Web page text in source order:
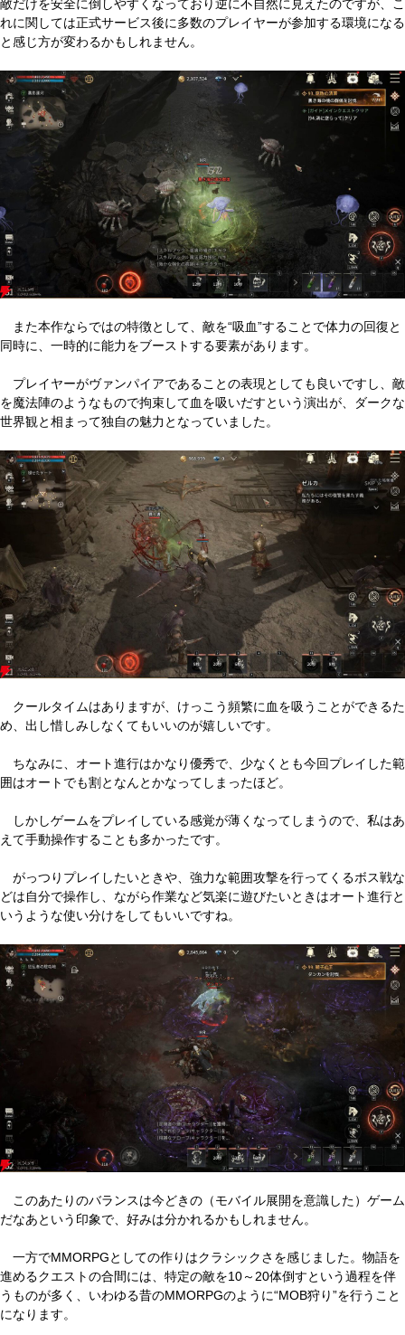
敵だけを安全に倒しやすくなっており逆に不自然に見えたのですが、こ
れに関しては正式サービス後に多数のプレイヤーが参加する環境になる
と感じ方が変わるかもしれません。
また本作ならではの特徴として、敵を“吸血”することで体力の回復と
同時に、一時的に能力をブーストする要素があります。
プレイヤーがヴァンパイアであることの表現としても良いですし、敵
を魔法陣のようなもので拘束して血を吸いだすという演出が、ダークな
世界観と相まって独自の魅力となっていました。
クールタイムはありますが、けっこう頻繁に血を吸うことができるた
め、出し惜しみしなくてもいいのが嬉しいです。
ちなみに、オート進行はかなり優秀で、少なくとも今回プレイした範
囲はオートでも割となんとかなってしまったほど。
しかしゲームをプレイしている感覚が薄くなってしまうので、私はあ
えて手動操作することも多かったです。
がっつりプレイしたいときや、強力な範囲攻撃を行ってくるボス戦な
どは自分で操作し、ながら作業など気楽に遊びたいときはオート進行と
いうような使い分けをしてもいいですね。
このあたりのバランスは今どきの（モバイル展開を意識した）ゲーム
だなあという印象で、好みは分かれるかもしれません。
一方でMMORPGとしての作りはクラシックさを感じました。物語を
進めるクエストの合間には、特定の敵を10～20体倒すという過程を伴
うものが多く、いわゆる昔のMMORPGのように“MOB狩り”を行うこと
になります。